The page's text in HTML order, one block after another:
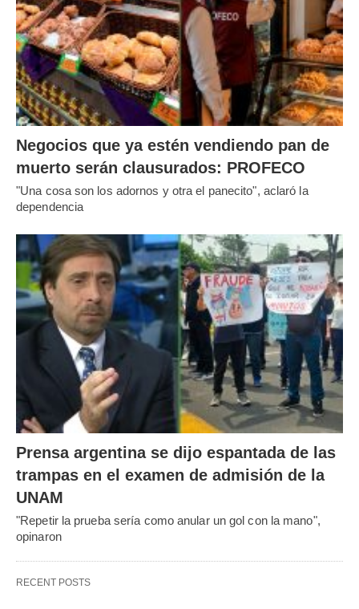
Negocios que ya estén vendiendo pan de
muerto serán clausurados: PROFECO
"Una cosa son los adornos y otra el panecito", aclaró la
dependencia
Prensa argentina se dijo espantada de las
trampas en el examen de admisión de la
UNAM
"Repetir la prueba sería como anular un gol con la mano",
opinaron
RECENT POSTS